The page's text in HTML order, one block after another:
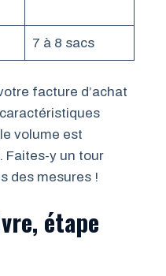
7 à 8 sacs
facture d’achat
volume est
Faites-y un tour
des mesures !
étape